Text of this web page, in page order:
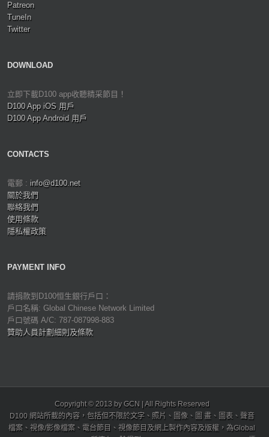
Patreon
TuneIn
Twitter
DOWNLOAD
立即下載D100 app收聽精采節目！
D100 App iOS 用戶
D100 App Android 用戶
CONTACTS
電郵 : info@d100.net
關於我們
聯絡我們
使用條款
隱私權政策
PAYMENT INFO
請捐款到D100恒生銀行戶口：
戶口名稱: Global Chinese Network Limited
戶口號碼 A/C: 787-087998-883
贊助人員計劃細則及條款
Copyright © 2013 by GCN | All Rights Reserved
D100 網站所載的內容，包括但不限於文字、照片、圖像、圖 畫、圖表、聲音
檔案、視像/影像檔案、電台節目、視像節目及網上製作內容及版權，為Global